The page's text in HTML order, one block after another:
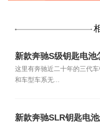
新款奔驰S级钥匙电池
这里有奔驰近二十年的三代
和车型车系无...
新款奔驰SLR钥匙电